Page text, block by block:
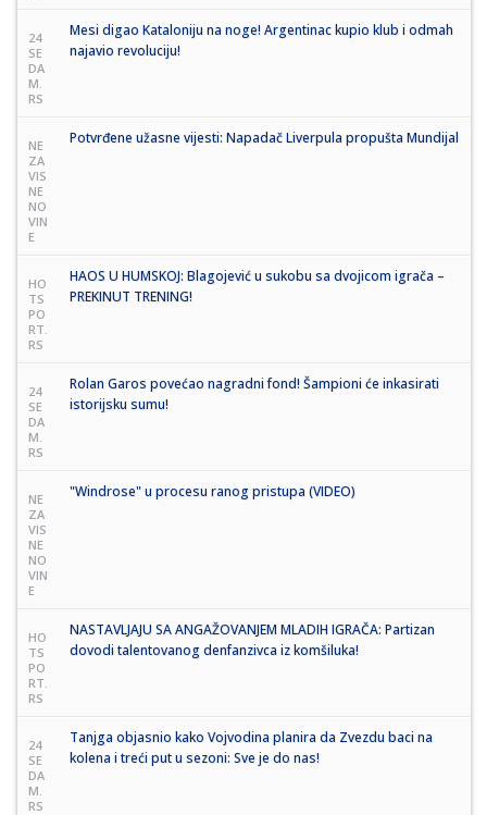
24
SE
DA
M.
RS
Mesi digao Kataloniju na noge! Argentinac kupio klub i odmah
najavio revoluciju!
NE
ZA
VIS
NE
NO
VIN
E
Potvrđene užasne vijesti: Napadač Liverpula propušta Mundijal
HO
TS
PO
RT.
RS
HAOS U HUMSKOJ: Blagojević u sukobu sa dvojicom igrača –
PREKINUT TRENING!
24
SE
DA
M.
RS
Rolan Garos povećao nagradni fond! Šampioni će inkasirati
istorijsku sumu!
NE
ZA
VIS
NE
NO
VIN
E
"Windrose" u procesu ranog pristupa (VIDEO)
HO
TS
PO
RT.
RS
NASTAVLJAJU SA ANGAŽOVANJEM MLADIH IGRAČA: Partizan
dovodi talentovanog denfanzivca iz komšiluka!
24
SE
DA
M.
RS
Tanjga objasnio kako Vojvodina planira da Zvezdu baci na
kolena i treći put u sezoni: Sve je do nas!